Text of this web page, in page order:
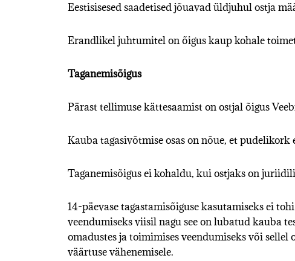
Eestisisesed saadetised jõuavad üldjuhul ostja
Erandlikel juhtumitel on õigus kaup kohale
Taganemisõigus
Pärast tellimuse kättesaamist on ostjal õigus
Kauba tagasivõtmise osas on nõue, et
Taganemisõigus ei kohaldu, kui ostjaks on
14-päevase tagastamisõiguse kasutamiseks ei
veendumiseks viisil nagu see on lubatud kauba
omadustes ja toimimises veendumiseks või
väärtuse vähenemisele.